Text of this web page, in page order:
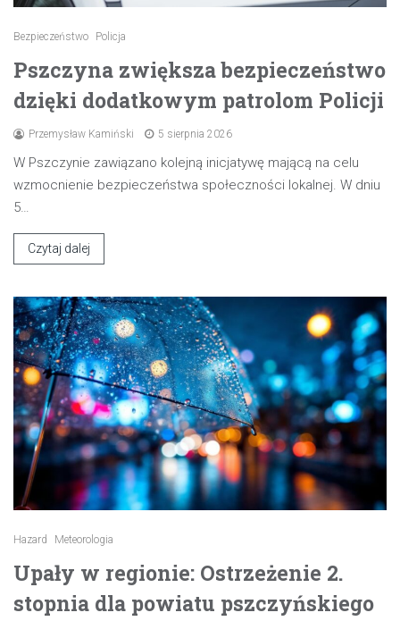
Bezpieczeństwo Policja
Pszczyna zwiększa bezpieczeństwo
dzięki dodatkowym patrolom Policji
Przemysław Kamiński 5 sierpnia 2026
W Pszczynie zawiązano kolejną inicjatywę mającą na celu
wzmocnienie bezpieczeństwa społeczności lokalnej. W dniu
5…
Czytaj dalej
Hazard Meteorologia
Upały w regionie: Ostrzeżenie 2.
stopnia dla powiatu pszczyńskiego